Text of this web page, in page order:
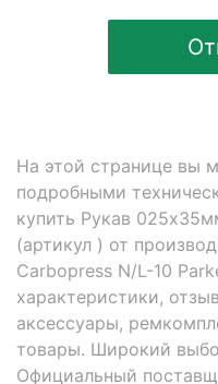
На этой странице вы
подробными
купить Рукав
(артикул ) от
Carbopress N/L-10
характеристики,
аксессуары,
товары. Широкий
Официальный